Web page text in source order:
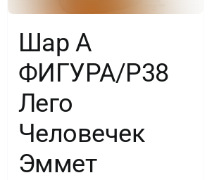
Шар А
ФИГУРА/Р38
Лего
Человечек
Эммет